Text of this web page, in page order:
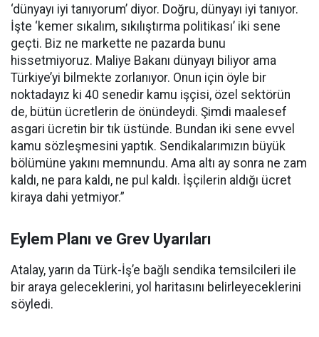
‘dünyayı iyi tanıyorum’ diyor. Doğru, dünyayı iyi tanıyor.
İşte ‘kemer sıkalım, sıkılıştırma politikası’ iki sene
geçti. Biz ne markette ne pazarda bunu
hissetmiyoruz. Maliye Bakanı dünyayı biliyor ama
Türkiye’yi bilmekte zorlanıyor. Onun için öyle bir
noktadayız ki 40 senedir kamu işçisi, özel sektörün
de, bütün ücretlerin de önündeydi. Şimdi maalesef
asgari ücretin bir tık üstünde. Bundan iki sene evvel
kamu sözleşmesini yaptık. Sendikalarımızın büyük
bölümüne yakını memnundu. Ama altı ay sonra ne zam
kaldı, ne para kaldı, ne pul kaldı. İşçilerin aldığı ücret
kiraya dahi yetmiyor.”
Eylem Planı ve Grev Uyarıları
Atalay, yarın da Türk-İş’e bağlı sendika temsilcileri ile
bir araya geleceklerini, yol haritasını belirleyeceklerini
söyledi.